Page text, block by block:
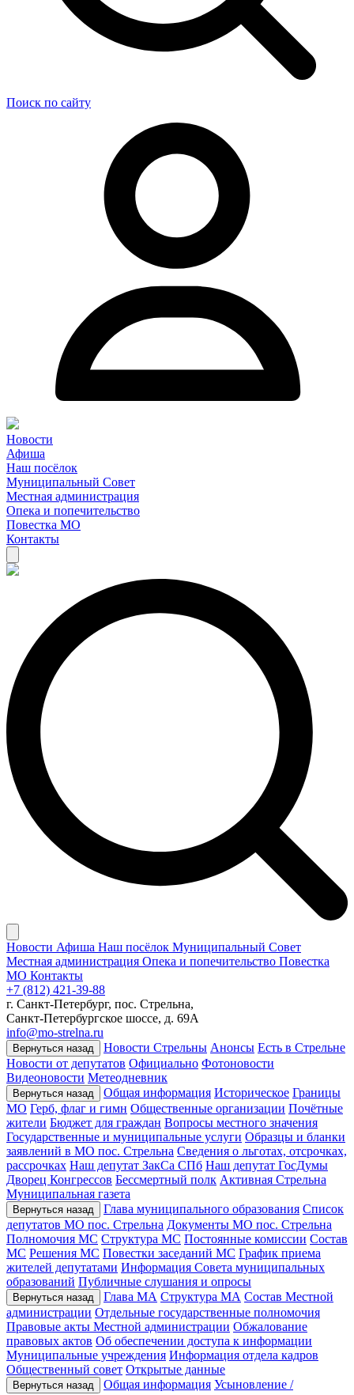
Поиск по сайту
Новости
Афиша
Наш посёлок
Муниципальный Совет
Местная администрация
Опека и попечительство
Повестка МО
Контакты
Новости Афиша Наш посёлок Муниципальный Совет
Местная администрация Опека и попечительство Повестка
МО Контакты
+7 (812) 421-39-88
г. Санкт-Петербург, пос. Стрельна,
Санкт-Петербургское шоссе, д. 69А
info@mo-strelna.ru
Вернуться назад Новости Стрельны Анонсы Есть в Стрельне
Новости от депутатов Официально Фотоновости
Видеоновости Метеодневник
Вернуться назад Общая информация Историческое Границы
МО Герб, флаг и гимн Общественные организации Почётные
жители Бюджет для граждан Вопросы местного значения
Государственные и муниципальные услуги Образцы и бланки
заявлений в МО пос. Стрельна Сведения о льготах, отсрочках,
рассрочках Наш депутат ЗакСа СПб Наш депутат ГосДумы
Дворец Конгрессов Бессмертный полк Активная Стрельна
Муниципальная газета
Вернуться назад Глава муниципального образования Список
депутатов МО пос. Стрельна Документы МО пос. Стрельна
Полномочия МС Структура МС Постоянные комиссии Состав
МС Решения МС Повестки заседаний МС График приема
жителей депутатами Информация Совета муниципальных
образований Публичные слушания и опросы
Вернуться назад Глава МА Структура МА Состав Местной
администрации Отдельные государственные полномочия
Правовые акты Местной администрации Обжалование
правовых актов Об обеспечении доступа к информации
Муниципальные учреждения Информация отдела кадров
Общественный совет Открытые данные
Вернуться назад Общая информация Усыновление /